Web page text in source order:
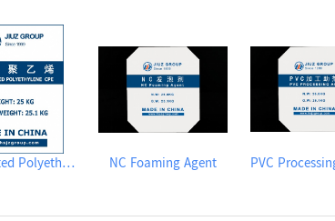
Chlorinated Polyethylene CPE135A NC Foaming Agent